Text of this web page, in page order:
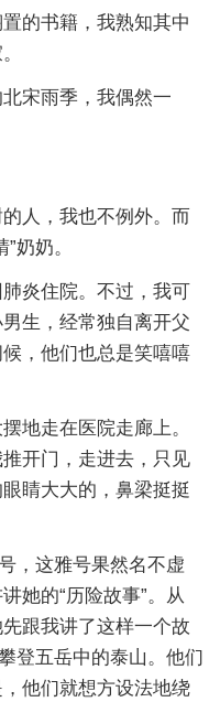
的书籍，我熟知其中
宋雨季，我偶然一
人，我也不例外。而
奶奶。
炎住院。不过，我可
生，经常独自离开父
，他们也总是笑嘻嘻
地走在医院走廊上。
开门，走进去，只见
睛大大的，鼻梁挺挺
，这雅号果然名不虚
她的“历险故事”。从
跟我讲了这样一个故
登五岳中的泰山。他们
他们就想方设法地绕